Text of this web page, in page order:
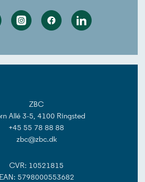
InstagramFacebookLinkedin
ZBC
Allé 3-5, 4100 Ringsted
+45 55 78 88 88
zbc@zbc.dk
CVR: 10521815
EAN: 5798000553682